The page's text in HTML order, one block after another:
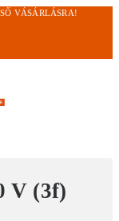
VÁSÁRLÁSRA!
V (3f)